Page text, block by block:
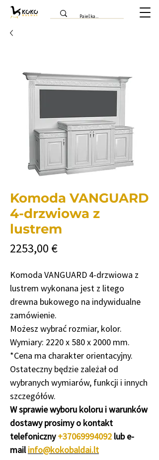
Komoda VANGUARD
4-drzwiowa z
lustrem
2253,00 €Cena
Komoda VANGUARD 4-drzwiowa z
lustrem wykonana jest z litego
drewna bukowego na indywidualne
zamówienie.
Możesz wybrać rozmiar, kolor.
Wymiary: 2220 x 580 x 2000 mm.
*Cena ma charakter orientacyjny.
Ostateczny będzie zależał od
wybranych wymiarów, funkcji i innych
szczegółów.
W sprawie wyboru koloru i warunków
dostawy prosimy o kontakt
telefoniczny+37069994092 lub e-
mailinfo@kokobaldai.lt